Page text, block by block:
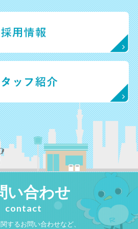
い合わせ
contact
するお問い合わせなど、